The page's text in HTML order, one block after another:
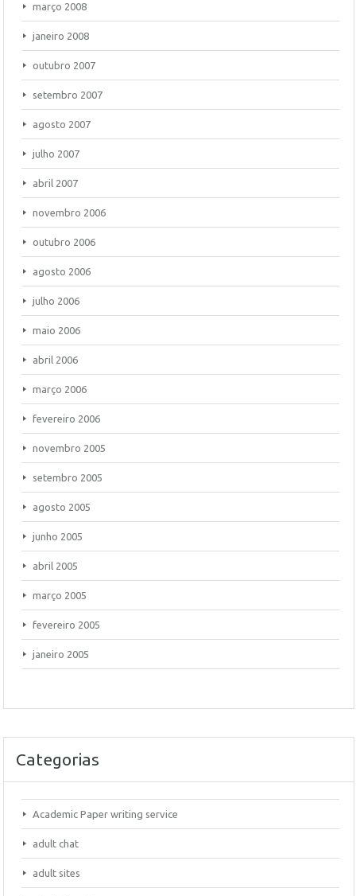
março 2008
janeiro 2008
outubro 2007
setembro 2007
agosto 2007
julho 2007
abril 2007
novembro 2006
outubro 2006
agosto 2006
julho 2006
maio 2006
abril 2006
março 2006
fevereiro 2006
novembro 2005
setembro 2005
agosto 2005
junho 2005
abril 2005
março 2005
fevereiro 2005
janeiro 2005
Categorias
Academic Paper writing service
adult chat
adult sites